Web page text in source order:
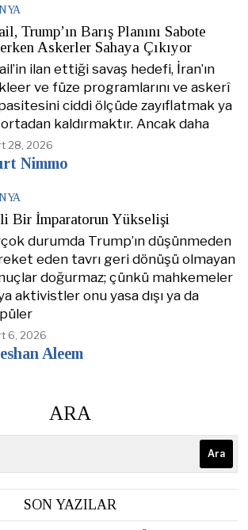
Trump’ın Barış Planını Sabote
Askerler Sahaya Çıkıyor
ilan ettiği savaş hedefi, İran’ın
ve füze programlarını ve askerî
ciddi ölçüde zayıflatmak ya
kaldırmaktır. Ancak daha
28, 2026
Nimmo
Bir İmparatorun Yükselişi
durumda Trump’ın düşünmeden
eden tavrı geri dönüşü olmayan
doğurmaz; çünkü mahkemeler
aktivistler onu yasa dışı ya da
6, 2026
Aleem
ARA
Ara
SON YAZILAR